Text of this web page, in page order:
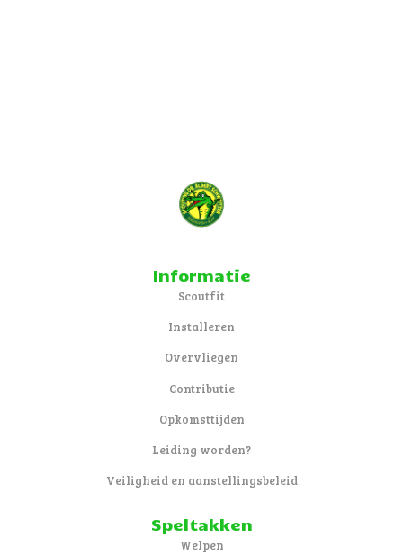
Informatie
Scoutfit
Installeren
Overvliegen
Contributie
Opkomsttijden
Leiding worden?
Veiligheid en aanstellingsbeleid
Speltakken
Welpen